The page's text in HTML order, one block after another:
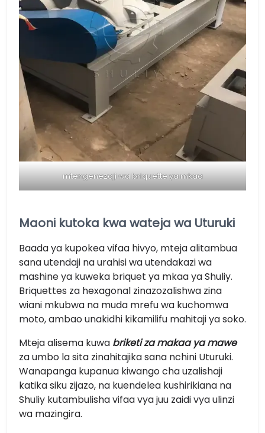
mtengenezaji wa briquette ya mkaa
Maoni kutoka kwa wateja wa Uturuki
Baada ya kupokea vifaa hivyo, mteja alitambua
sana utendaji na urahisi wa utendakazi wa
mashine ya kuweka briquet ya mkaa ya Shuliy.
Briquettes za hexagonal zinazozalishwa zina
wiani mkubwa na muda mrefu wa kuchomwa
moto, ambao unakidhi kikamilifu mahitaji ya soko.
Mteja alisema kuwa briketi za makaa ya mawe
za umbo la sita zinahitajika sana nchini Uturuki.
Wanapanga kupanua kiwango cha uzalishaji
katika siku zijazo, na kuendelea kushirikiana na
Shuliy kutambulisha vifaa vya juu zaidi vya ulinzi
wa mazingira.